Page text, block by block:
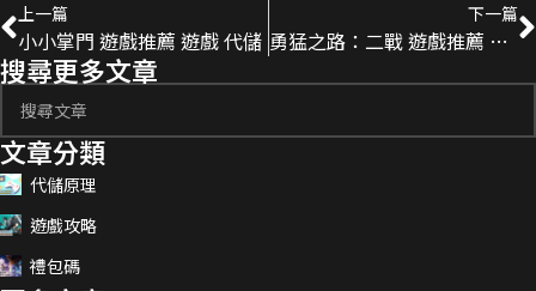
上一篇
小小掌門 遊戲推薦 遊戲 代儲
下一篇
勇猛之路：二戰 遊戲推薦 遊戲 代儲
搜尋更多文章
文章分類
代儲原理
遊戲攻略
禮包碼